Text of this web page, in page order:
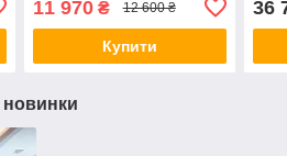
11 970₴ 12 600 ₴
Купити
36
новинки